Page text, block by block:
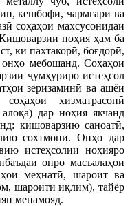
кешбофӣ, чармгарӣ ва
соҳаҳои махсусонидаи
ноҳия ҳам ба
ки пахтакорӣ, боғдорӣ,
онҳо мебошанд. Соҳаҳои
ҷумҳуриро истеҳсол
зеризаминӣ ва ашёи
хизматрасонӣ
дар ноҳия якчанд
кишоварзию саноатӣ,
сохтмонӣ. Онҳо дар
истеҳсолии ноҳияро
онро масъалаҳои
меҳнатӣ, шароит ва
шароити иқлим), тайёр
менамояд.